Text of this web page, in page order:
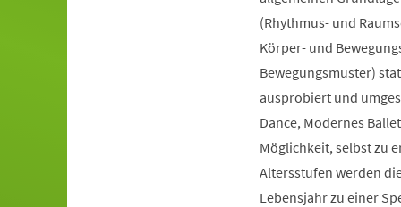
(Rhythmus- und
Körper- und
Bewegungsmuster)
ausprobiert und
Dance, Modernes
Möglichkeit, selbst zu
Altersstufen werden
Lebensjahr zu einer